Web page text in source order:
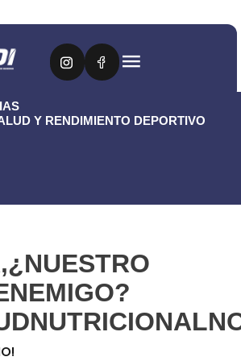
Y RENDIMIENTO DEPORTIVO